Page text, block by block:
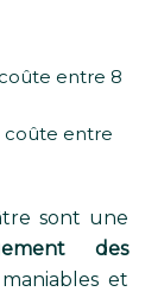
entre 8
coûte entre
sont une
des
et